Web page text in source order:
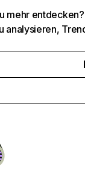
mehr
analysieren,